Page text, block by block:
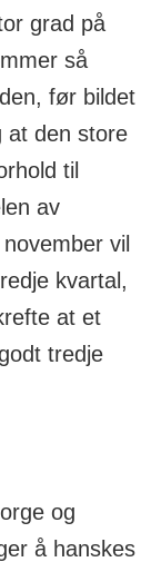
grad på
så
før bildet
at den store
til
av
vil
kvartal,
at et
tredje
og
å hanskes